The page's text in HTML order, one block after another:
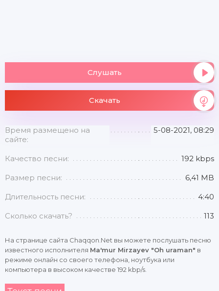
Слушать
Скачать
Время размещено на
сайте:
5-08-2021, 08:29
Качество песни: 192 kbps
Размер песни: 6,41 MB
Длительность песни: 4:40
Сколько скачать? 113
На странице сайта Chaqqon.Net вы можете послушать песню
известного исполнителя Ma'mur Mirzayev "Oh uraman" в
режиме онлайн со своего телефона, ноутбука или
компьютера в высоком качестве 192 kbp/s.